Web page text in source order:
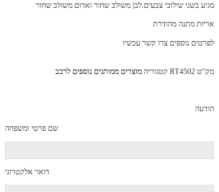
מגיע בשני שילובי צבעים.לבן משולב שחור ואדום משולב שחור
אריזת מתנה מהודרת
לפרטים נוספים צרו קשר עכשיו
מק"ט RT4502 קטגוריה מוצרים ממותגים נוספים לרכב
הודעה
שם פרטי ומשפחה
דואר אלקטרוני